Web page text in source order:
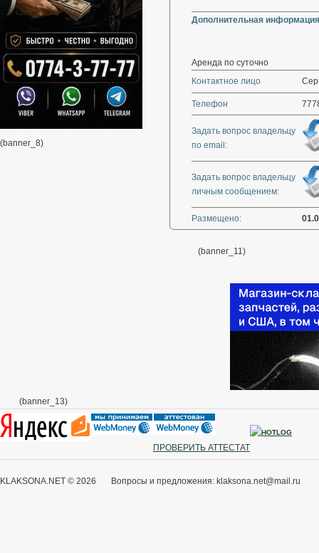
(banner_8)
Дополнительная
Аренда по суточно
Контактное лицо
Телефон
Задать вопрос владельцу
по email:
Задать вопрос владельцу
личным сообщением:
Размещено:
(banner_11)
(banner_13)
ПРОВЕРИТЬ АТТЕСТАТ
KLAKSONA.NET © 2026 Вопросы и предложения: klaksona.net@mail.ru